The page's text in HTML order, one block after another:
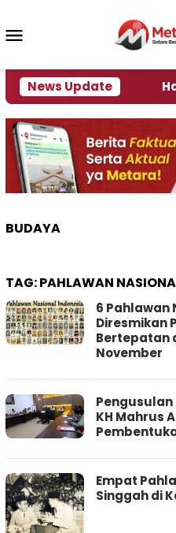
konten
News Update
Krisi Air Harga
BUDAYA
TAG:PAHLAWAN
6 Pahlawan
Diresmikan
Bertepatan
November
Pengusulan
KH Mahrus
Empat
Singgah di